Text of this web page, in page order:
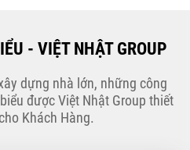
- VIỆT NHẬT GROUP
dựng nhà lớn, những công
được Việt Nhật Group thiết
Khách Hàng.